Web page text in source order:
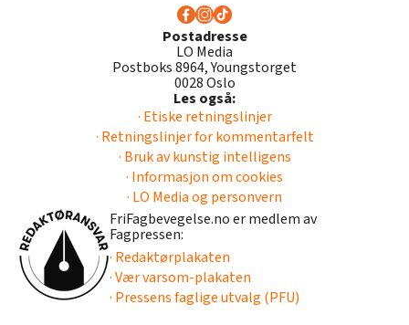
Postadresse
LO Media
Postboks 8964, Youngstorget
0028 Oslo
Les også:
· Etiske retningslinjer
· Retningslinjer for kommentarfelt
· Bruk av kunstig intelligens
· Informasjon om cookies
· LO Media og personvern
FriFagbevegelse.no er medlem av
Fagpressen:
· Redaktørplakaten
· Vær varsom-plakaten
· Pressens faglige utvalg (PFU)